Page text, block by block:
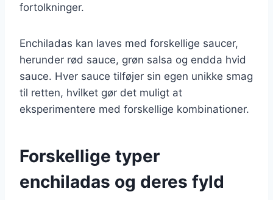
fortolkninger.
Enchiladas kan laves med forskellige saucer,
herunder rød sauce, grøn salsa og endda hvid
sauce. Hver sauce tilføjer sin egen unikke smag
til retten, hvilket gør det muligt at
eksperimentere med forskellige kombinationer.
Forskellige typer
enchiladas og deres fyld